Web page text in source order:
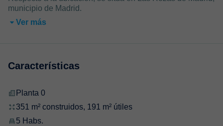
municipio de Madrid.
Ver más
Características
Planta 0
351 m² construidos, 191 m² útiles
5 Habs.